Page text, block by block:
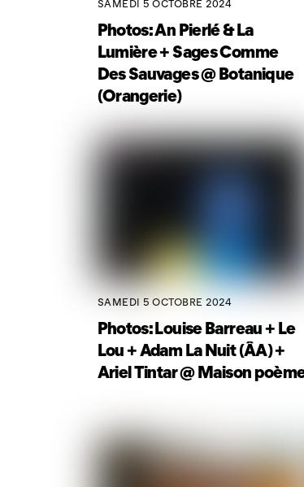
SAMEDI 5 OCTOBRE 2024
Photos: An Pierlé & La
Lumière + Sages Comme
Des Sauvages @ Botanique
(Orangerie)
SAMEDI 5 OCTOBRE 2024
Photos: Louise Barreau + Le
Lou + Adam La Nuit (ÂA) +
Ariel Tintar @ Maison